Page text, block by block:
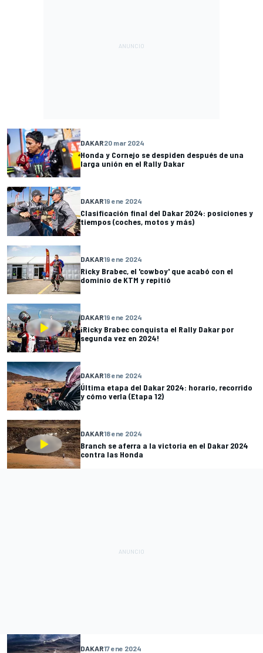
DAKAR20 mar 2024
Honda y Cornejo se despiden después de una
larga unión en el Rally Dakar
DAKAR19 ene 2024
Clasificación final del Dakar 2024: posiciones y
tiempos (coches, motos y más)
DAKAR19 ene 2024
Ricky Brabec, el 'cowboy' que acabó con el
dominio de KTM y repitió
DAKAR19 ene 2024
¡Ricky Brabec conquista el Rally Dakar por
segunda vez en 2024!
DAKAR18 ene 2024
Última etapa del Dakar 2024: horario, recorrido
y cómo verla (Etapa 12)
DAKAR18 ene 2024
Branch se aferra a la victoria en el Dakar 2024
contra las Honda
DAKAR17 ene 2024